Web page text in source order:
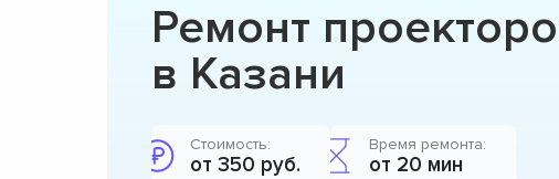
Ремонт
в Казани
Стоимость:
от 350 руб.
Время ремонта:
от 20 мин